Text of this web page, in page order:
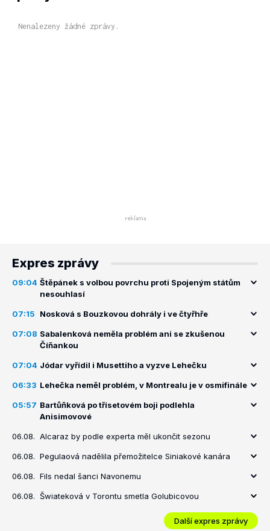
Nenalezeny žádné zprávy.
Expres zprávy
09:04 Štěpánek s volbou povrchu proti Spojeným státům
nesouhlasí
07:15 Nosková s Bouzkovou dohrály i ve čtyřhře
07:08 Sabalenková neměla problém ani se zkušenou
Číňankou
07:04 Jódar vyřídil i Musettiho a vyzve Lehečku
06:33 Lehečka neměl problém, v Montrealu je v osmifinále
05:57 Bartůňková po třísetovém boji podlehla
Anisimovové
06.08. Alcaraz by podle experta měl ukončit sezonu
06.08. Pegulaová nadělila přemožitelce Siniakové kanára
06.08. Fils nedal šanci Navonemu
06.08. Šwiateková v Torontu smetla Golubicovou
Další expres zprávy